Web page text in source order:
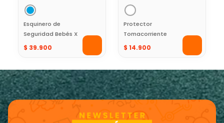
Esquinero de
Seguridad Bebés X
4 Fisher Price
$ 39.900
Protector
Tomacorriente
para Bebés X 6
$ 14.900